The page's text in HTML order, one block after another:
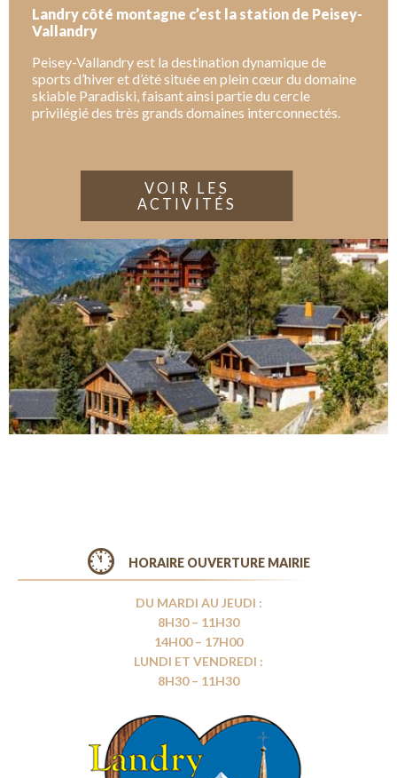
Landry côté montagne c’est la station de Peisey-
Vallandry
Peisey-Vallandry est la destination dynamique de
sports d’hiver et d’été située en plein cœur du domaine
skiable Paradiski, faisant ainsi partie du cercle
privilégié des très grands domaines interconnectés.
VOIR LES
ACTIVITÉS
HORAIRE OUVERTURE MAIRIE
DU MARDI AU JEUDI :
8H30 – 11H30
14H00 – 17H00
LUNDI ET VENDREDI :
8H30 – 11H30